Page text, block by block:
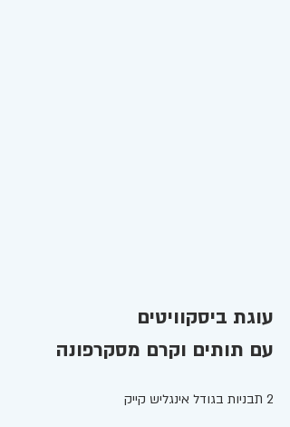
עוגת ביסקוויטים
עם תותים וקרם מסקרפונה
2 תבניות בגודל אינגליש קייק